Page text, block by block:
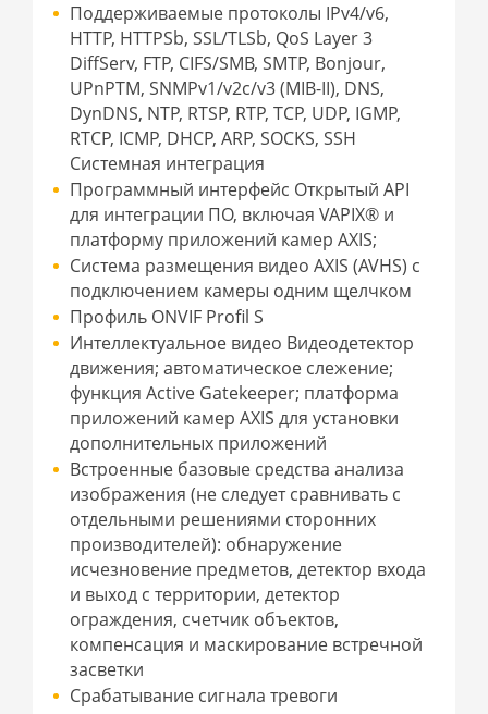
Поддерживаемые протоколы IPv4/v6,
HTTP, HTTPSb, SSL/TLSb, QoS Layer 3
DiffServ, FTP, CIFS/SMB, SMTP, Bonjour,
UPnPTM, SNMPv1/v2c/v3 (MIB-II), DNS,
DynDNS, NTP, RTSP, RTP, TCP, UDP, IGMP,
RTCP, ICMP, DHCP, ARP, SOCKS, SSH
Системная интеграция
Программный интерфейс Открытый API
для интеграции ПО, включая VAPIX® и
платформу приложений камер AXIS;
Система размещения видео AXIS (AVHS) с
подключением камеры одним щелчком
Профиль ONVIF Profil S
Интеллектуальное видео Видеодетектор
движения; автоматическое слежение;
функция Active Gatekeeper; платформа
приложений камер AXIS для установки
дополнительных приложений
Встроенные базовые средства анализа
изображения (не следует сравнивать с
отдельными решениями сторонних
производителей): обнаружение
исчезновение предметов, детектор входа
и выход с территории, детектор
ограждения, счетчик объектов,
компенсация и маскирование встречной
засветки
Срабатывание сигнала тревоги